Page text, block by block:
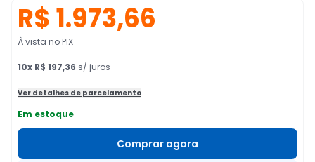
R$ 1.973,66
À vista no PIX
10x R$ 197,36 s/ juros
Ver detalhes de parcelamento
Em estoque
Comprar agora